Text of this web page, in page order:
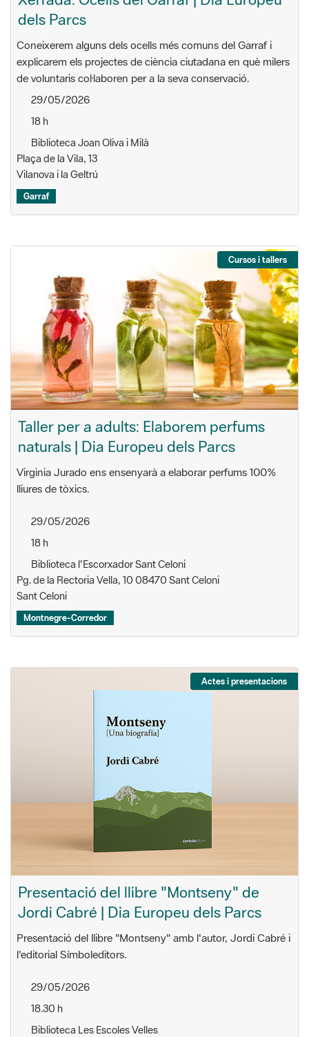
dels Parcs
Coneixerem alguns dels ocells més comuns del Garraf i
explicarem els projectes de ciència ciutadana en què milers
de voluntaris col·laboren per a la seva conservació.
29/05/2026
18 h
Biblioteca Joan Oliva i Milà
Plaça de la Vila, 13
Vilanova i la Geltrú
Garraf
Cursos i tallers
Taller per a adults: Elaborem perfums
naturals | Dia Europeu dels Parcs
Virginia Jurado ens ensenyarà a elaborar perfums 100%
lliures de tòxics.
29/05/2026
18 h
Biblioteca l'Escorxador Sant Celoni
Pg. de la Rectoria Vella, 10 08470 Sant Celoni
Sant Celoni
Montnegre-Corredor
Actes i presentacions
Presentació del llibre "Montseny" de
Jordi Cabré | Dia Europeu dels Parcs
Presentació del llibre "Montseny" amb l'autor, Jordi Cabré i
l'editorial Símboleditors.
29/05/2026
18.30 h
Biblioteca Les Escoles Velles